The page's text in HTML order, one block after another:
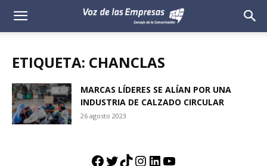
Voz
Empresas
ETIQUETA: CHANCLAS
MARCAS LÍDERES SE ALÍAN POR UNA
INDUSTRIA DE CALZADO CIRCULAR
26 agosto 2023
Facebook
Twitter
TikTok
Instagram
LinkedIn
YouTube